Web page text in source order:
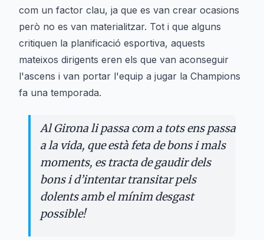
com un factor clau, ja que es van crear ocasions
però no es van materialitzar. Tot i que alguns
critiquen la planificació esportiva, aquests
mateixos dirigents eren els que van aconseguir
l'ascens i van portar l'equip a jugar la Champions
fa una temporada.
Al Girona li passa com a tots ens passa
a la vida, que està feta de bons i mals
moments, es tracta de gaudir dels
bons i d’intentar transitar pels
dolents amb el mínim desgast
possible!